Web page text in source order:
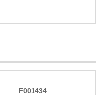
F001434